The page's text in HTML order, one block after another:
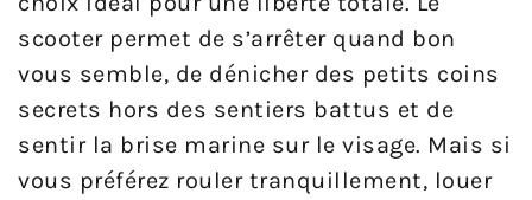
scooter permet de s’arrêter quand bon
vous semble, de dénicher des petits coins
secrets hors des sentiers battus et de
sentir la brise marine sur le visage. Mais si
vous préférez rouler tranquillement, louer